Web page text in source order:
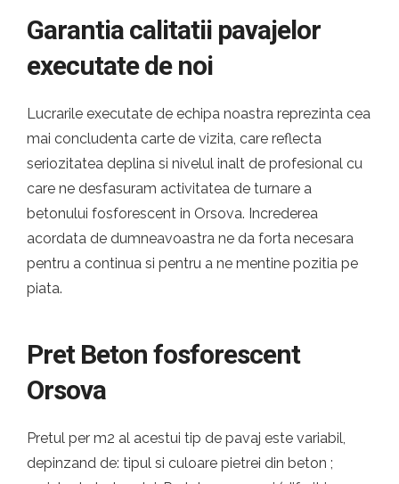
Garantia calitatii pavajelor
executate de noi
Lucrarile executate de echipa noastra reprezinta cea
mai concludenta carte de vizita, care reflecta
seriozitatea deplina si nivelul inalt de profesional cu
care ne desfasuram activitatea de turnare a
betonului fosforescent in Orsova. Increderea
acordata de dumneavoastra ne da forta necesara
pentru a continua si pentru a ne mentine pozitia pe
piata.
Pret Beton fosforescent
Orsova
Pretul per m2 al acestui tip de pavaj este variabil,
depinzand de: tipul si culoare pietrei din beton ;